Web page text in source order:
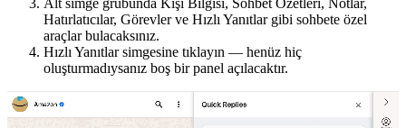
Hatırlatıcılar, Görevler ve Hızlı Yanıtlar gibi sohbete özel
araçlar bulacaksınız.
Hızlı Yanıtlar simgesine tıklayın — henüz hiç
oluşturmadıysanız boş bir panel açılacaktır.